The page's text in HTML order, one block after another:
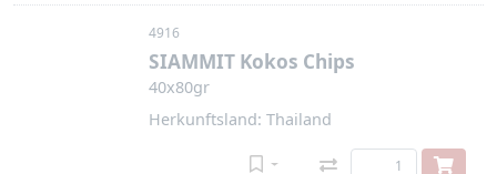
4916
SIAMMIT Kokos Chips
40x80gr
Herkunftsland: Thailand